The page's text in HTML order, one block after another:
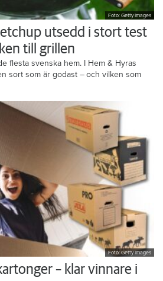
Foto: Getty Images
utsedd i stort test
till grillen
flesta svenska hem. I Hem & Hyras
sort som är godast – och vilken som
Foto: Getty Images
– klar vinnare i